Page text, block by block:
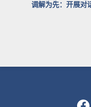
调解为先：开展对